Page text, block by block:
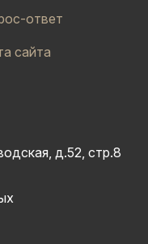
ответ
сайта
д.52, стр.8